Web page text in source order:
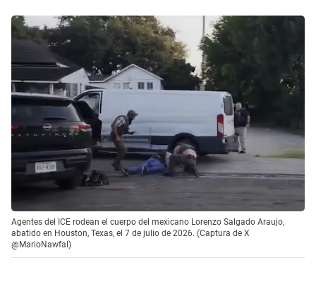
Agentes del ICE rodean el cuerpo del mexicano Lorenzo Salgado Araujo,
abatido en Houston, Texas, el 7 de julio de 2026. (Captura de X
@MarioNawfal)